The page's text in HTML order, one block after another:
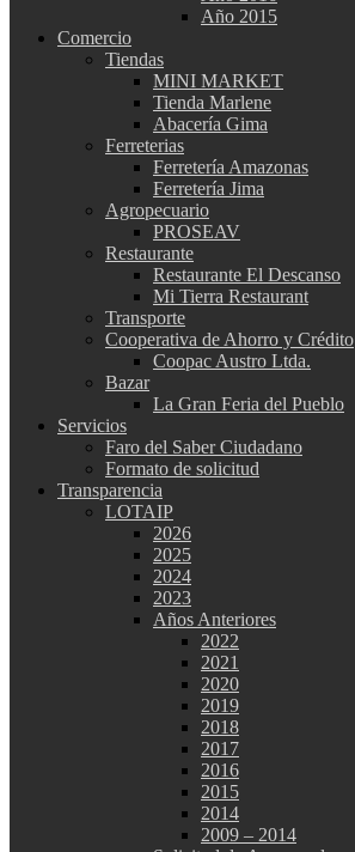
Año 2015
Comercio
Tiendas
MINI MARKET
Tienda Marlene
Abacería Gima
Ferreterias
Ferretería Amazonas
Ferretería Jima
Agropecuario
PROSEAV
Restaurante
Restaurante El Descanso
Mi Tierra Restaurant
Transporte
Cooperativa de Ahorro y Crédito
Coopac Austro Ltda.
Bazar
La Gran Feria del Pueblo
Servicios
Faro del Saber Ciudadano
Formato de solicitud
Transparencia
LOTAIP
2026
2025
2024
2023
Años Anteriores
2022
2021
2020
2019
2018
2017
2016
2015
2014
2009 – 2014